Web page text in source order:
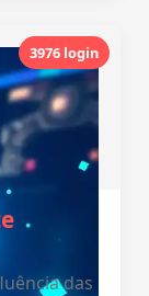
3976 login
das